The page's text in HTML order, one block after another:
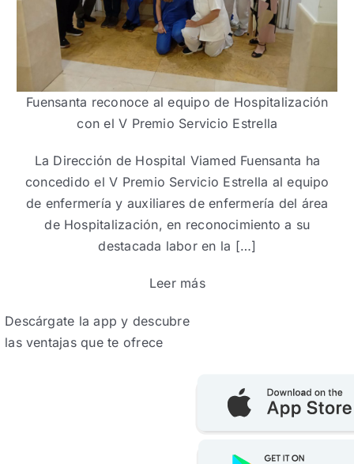
Fuensanta reconoce al equipo de Hospitalización
con el V Premio Servicio Estrella
La Dirección de Hospital Viamed Fuensanta ha
concedido el V Premio Servicio Estrella al equipo
de enfermería y auxiliares de enfermería del área
de Hospitalización, en reconocimiento a su
destacada labor en la […]
Leer más
Descárgate la app y descubre
las ventajas que te ofrece